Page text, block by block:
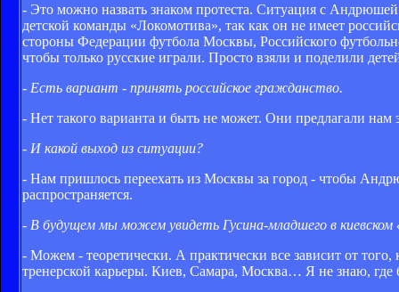
- Это можно назвать знаком протеста. Ситуация с
детской команды «Локомотива», так как он не имеет
стороны Федерации футбола Москвы, Российского
чтобы только русские играли. Просто взяли и поделили
- Есть вариант - принять российское гражданство.
- Нет такого варианта и быть не может. Они предлагали нам
- И какой выход из ситуации?
- Нам пришлось переехать из Москвы за город - чтобы
распространяется.
- В будущем мы можем увидеть Гусина-младшего в киевском
- Можем - теоретически. А практически все зависит от того,
тренерской карьеры. Киев, Самара, Москва… Я не знаю,